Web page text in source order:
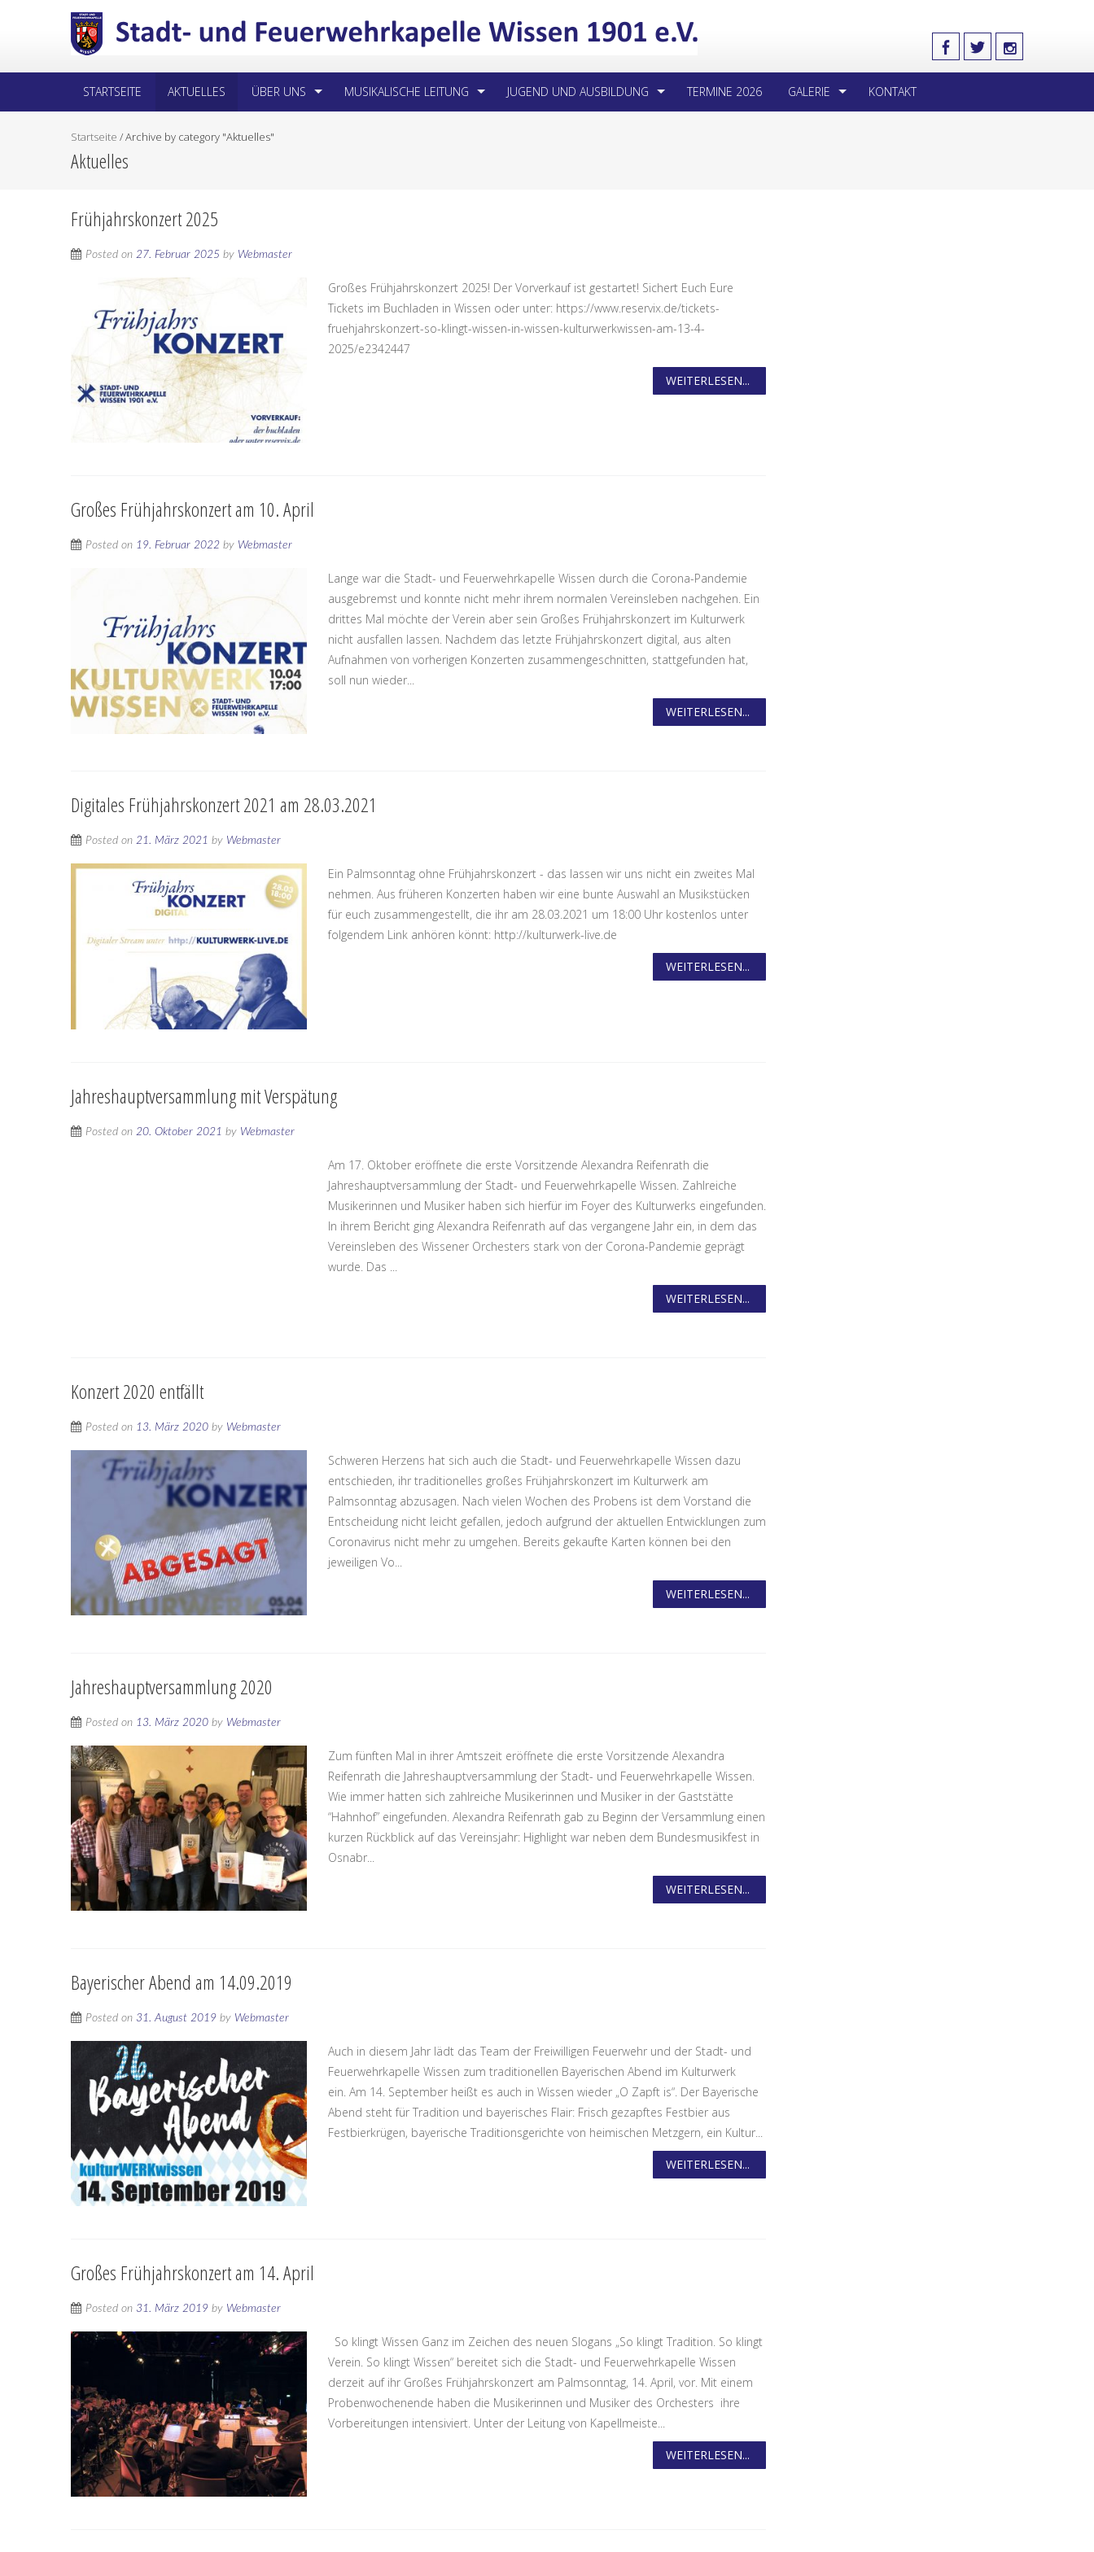
STARTSEITE AKTUELLES ÜBER UNS MUSIKALISCHE LEITUNG JUGEND UND AUSBILDUNG TERMINE 2026 GALERIE KONTAKT
Startseite /Archive by category "Aktuelles"
Aktuelles
Frühjahrskonzert 2025
Posted on 27. Februar 2025 by Webmaster
Großes Frühjahrskonzert 2025! Der Vorverkauf ist gestartet! Sichert Euch Eure
Tickets im Buchladen in Wissen oder unter: https://www.reservix.de/tickets-
fruehjahrskonzert-so-klingt-wissen-in-wissen-kulturwerkwissen-am-13-4-
2025/e2342447
WEITERLESEN...
Großes Frühjahrskonzert am 10. April
Posted on 19. Februar 2022 by Webmaster
Lange war die Stadt- und Feuerwehrkapelle Wissen durch die Corona-Pandemie
ausgebremst und konnte nicht mehr ihrem normalen Vereinsleben nachgehen. Ein
drittes Mal möchte der Verein aber sein Großes Frühjahrskonzert im Kulturwerk
nicht ausfallen lassen. Nachdem das letzte Frühjahrskonzert digital, aus alten
Aufnahmen von vorherigen Konzerten zusammengeschnitten, stattgefunden hat,
soll nun wieder...
WEITERLESEN...
Digitales Frühjahrskonzert 2021 am 28.03.2021
Posted on 21. März 2021 by Webmaster
Ein Palmsonntag ohne Frühjahrskonzert - das lassen wir uns nicht ein zweites Mal
nehmen. Aus früheren Konzerten haben wir eine bunte Auswahl an Musikstücken
für euch zusammengestellt, die ihr am 28.03.2021 um 18:00 Uhr kostenlos unter
folgendem Link anhören könnt: http://kulturwerk-live.de
WEITERLESEN...
Jahreshauptversammlung mit Verspätung
Posted on 20. Oktober 2021 by Webmaster
Am 17. Oktober eröffnete die erste Vorsitzende Alexandra Reifenrath die
Jahreshauptversammlung der Stadt- und Feuerwehrkapelle Wissen. Zahlreiche
Musikerinnen und Musiker haben sich hierfür im Foyer des Kulturwerks eingefunden.
In ihrem Bericht ging Alexandra Reifenrath auf das vergangene Jahr ein, in dem das
Vereinsleben des Wissener Orchesters stark von der Corona-Pandemie geprägt
wurde. Das ...
WEITERLESEN...
Konzert 2020 entfällt
Posted on 13. März 2020 by Webmaster
Schweren Herzens hat sich auch die Stadt- und Feuerwehrkapelle Wissen dazu
entschieden, ihr traditionelles großes Frühjahrskonzert im Kulturwerk am
Palmsonntag abzusagen. Nach vielen Wochen des Probens ist dem Vorstand die
Entscheidung nicht leicht gefallen, jedoch aufgrund der aktuellen Entwicklungen zum
Coronavirus nicht mehr zu umgehen. Bereits gekaufte Karten können bei den
jeweiligen Vo...
WEITERLESEN...
Jahreshauptversammlung 2020
Posted on 13. März 2020 by Webmaster
Zum fünften Mal in ihrer Amtszeit eröffnete die erste Vorsitzende Alexandra
Reifenrath die Jahreshauptversammlung der Stadt- und Feuerwehrkapelle Wissen.
Wie immer hatten sich zahlreiche Musikerinnen und Musiker in der Gaststätte
“Hahnhof” eingefunden. Alexandra Reifenrath gab zu Beginn der Versammlung einen
kurzen Rückblick auf das Vereinsjahr: Highlight war neben dem Bundesmusikfest in
Osnabr...
WEITERLESEN...
Bayerischer Abend am 14.09.2019
Posted on 31. August 2019 by Webmaster
Auch in diesem Jahr lädt das Team der Freiwilligen Feuerwehr und der Stadt- und
Feuerwehrkapelle Wissen zum traditionellen Bayerischen Abend im Kulturwerk
ein. Am 14. September heißt es auch in Wissen wieder „O Zapft is“. Der Bayerische
Abend steht für Tradition und bayerisches Flair: Frisch gezapftes Festbier aus
Festbierkrügen, bayerische Traditionsgerichte von heimischen Metzgern, ein Kultur...
WEITERLESEN...
Großes Frühjahrskonzert am 14. April
Posted on 31. März 2019 by Webmaster
So klingt Wissen Ganz im Zeichen des neuen Slogans „So klingt Tradition. So klingt
Verein. So klingt Wissen“ bereitet sich die Stadt- und Feuerwehrkapelle Wissen
derzeit auf ihr Großes Frühjahrskonzert am Palmsonntag, 14. April, vor. Mit einem
Probenwochenende haben die Musikerinnen und Musiker des Orchesters ihre
Vorbereitungen intensiviert. Unter der Leitung von Kapellmeiste...
WEITERLESEN...